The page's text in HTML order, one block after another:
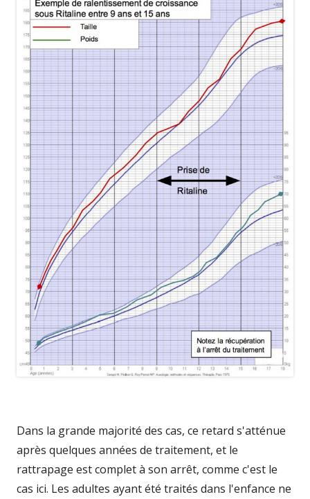
Dans la grande majorité des cas, ce retard s'atténue
après quelques années de traitement, et le
rattrapage est complet à son arrêt, comme c'est le
cas ici. Les adultes ayant été traités dans l'enfance ne